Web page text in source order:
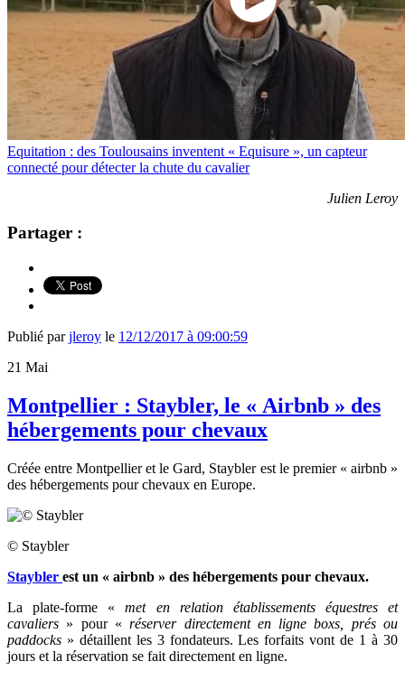
Equitation : des Toulousains inventent « Equisure », un capteur
connecté pour détecter la chute du cavalier
Julien Leroy
Partager :
Publié parjleroy le 12/12/2017 à 09:00:59
21 Mai
Montpellier : Staybler, le « Airbnb » des
hébergements pour chevaux
Créée entre Montpellier et le Gard, Staybler est le premier « airbnb »
des hébergements pour chevaux en Europe.
© Staybler
Staybler est un « airbnb » des hébergements pour chevaux.
La plate-forme «met en relation établissements équestres et
cavaliers » pour «réserver directement en ligne boxs, prés ou
paddocks » détaillent les 3 fondateurs. Les forfaits vont de 1 à 30
jours et la réservation se fait directement en ligne.